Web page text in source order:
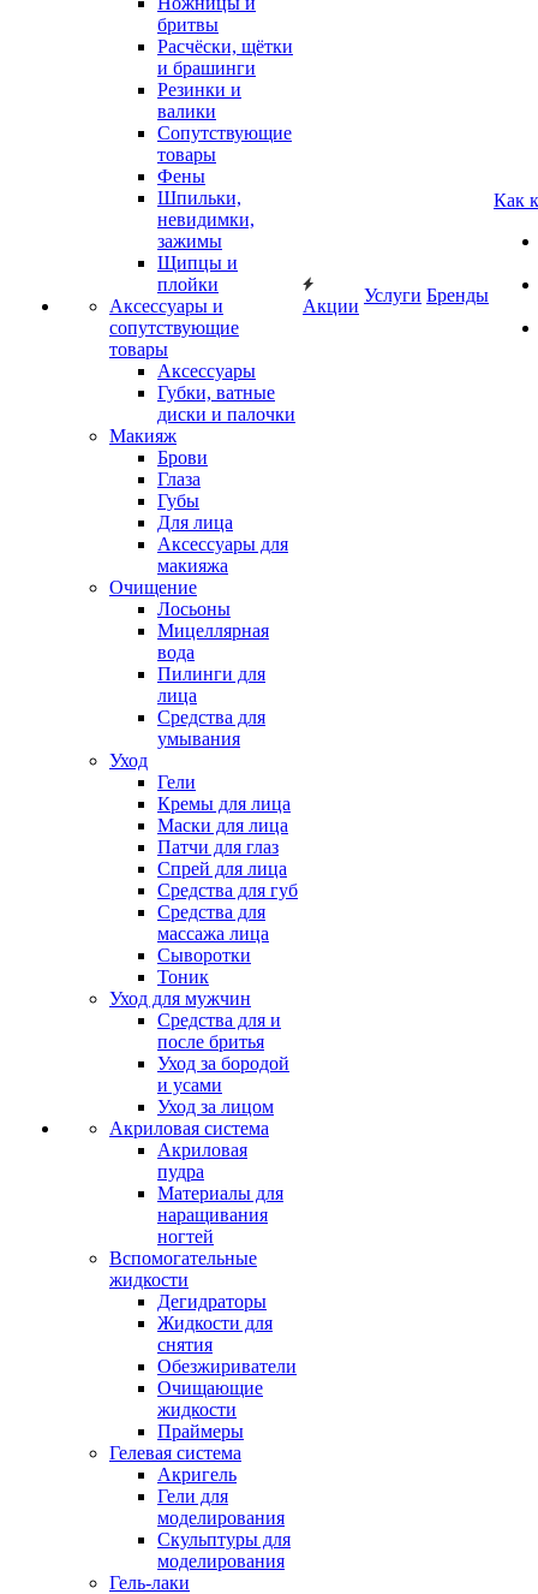
бритвы
Расчёски, щётки
и брашинги
Резинки и
валики
Сопутствующие
товары
Фены
Шпильки,
невидимки,
зажимы
Щипцы и
плойки
Аксессуары и
сопутствующие
товары
Аксессуары
Губки, ватные
диски и палочки
Макияж
Брови
Глаза
Губы
Для лица
Аксессуары для
макияжа
Очищение
Лосьоны
Мицеллярная
вода
Пилинги для
лица
Средства для
умывания
Уход
Гели
Кремы для лица
Маски для лица
Патчи для глаз
Спрей для лица
Средства для губ
Средства для
массажа лица
Сыворотки
Тоник
Уход для мужчин
Средства для и
после бритья
Уход за бородой
и усами
Уход за лицом
Акриловая система
Акриловая
пудра
Материалы для
наращивания
ногтей
Вспомогательные
жидкости
Дегидраторы
Жидкости для
снятия
Обезжириватели
Очищающие
жидкости
Праймеры
Гелевая система
Акригель
Гели для
моделирования
Скульптуры для
моделирования
Гель-лаки
Акции
Услуги Бренды
Как